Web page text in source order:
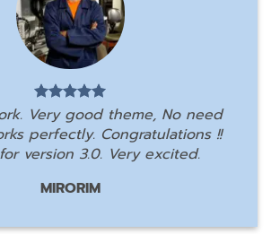
Very good theme, No need
perfectly. Congratulations !!
version 3.0. Very excited.
MIRORIM